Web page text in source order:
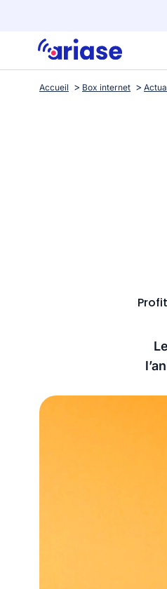
Accueil Box internet